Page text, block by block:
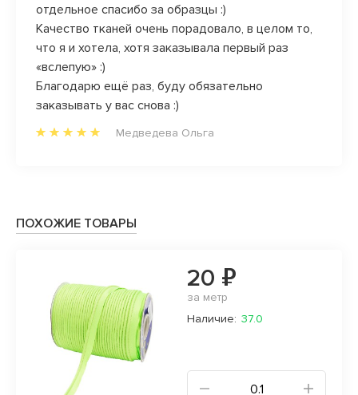
отдельное спасибо за образцы :)
Качество тканей очень порадовало, в целом то,
что я и хотела, хотя заказывала первый раз
«вслепую» :)
Благодарю ещё раз, буду обязательно
заказывать у вас снова :)
Медведева Ольга
ПОХОЖИЕ ТОВАРЫ
20 ₽
за метр
Наличие: 37.0